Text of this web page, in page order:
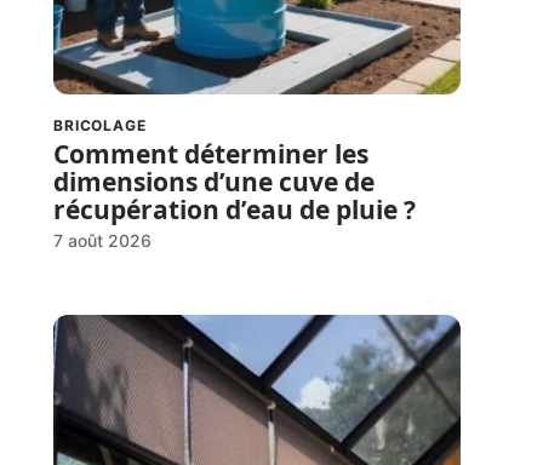
BRICOLAGE
Comment déterminer les
dimensions d’une cuve de
récupération d’eau de pluie ?
7 août 2026